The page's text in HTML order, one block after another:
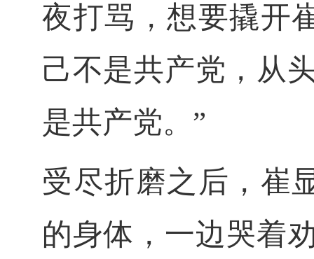
夜打骂，想要撬开
己不是共产党，从
是共产党。”
受尽折磨之后，崔
的身体，一边哭着